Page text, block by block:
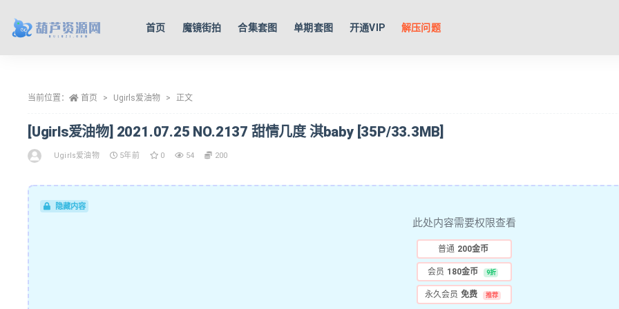
首页 魔镜街拍 合集套图 单期套图 开通VIP 解压问题
当前位置： 首页 Ugirls爱油物 正文
[Ugirls爱油物] 2021.07.25 NO.2137 甜情几度 淇baby [35P/33.3MB]
Ugirls爱油物 5年前 0 54 200
隐藏内容
此处内容需要权限查看
普通 200金币
会员 180金币 9折
永久会员 免费 推荐
全部